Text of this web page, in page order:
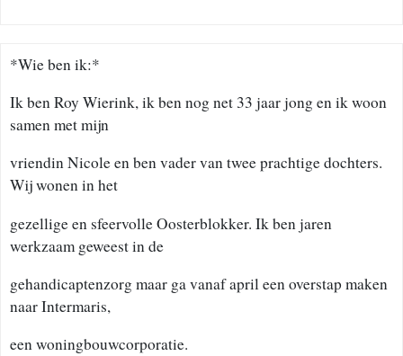
*Wie ben ik:*
Ik ben Roy Wierink, ik ben nog net 33 jaar jong en ik woon
samen met mijn
vriendin Nicole en ben vader van twee prachtige dochters.
Wij wonen in het
gezellige en sfeervolle Oosterblokker. Ik ben jaren
werkzaam geweest in de
gehandicaptenzorg maar ga vanaf april een overstap maken
naar Intermaris,
een woningbouwcorporatie.